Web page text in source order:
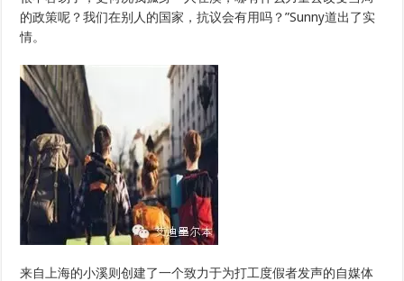
的政策呢？我们在别人的国家，抗议会有用吗？”Sunny道出了实
情。
来自上海的小溪则创建了一个致力于为打工度假者发声的自媒体